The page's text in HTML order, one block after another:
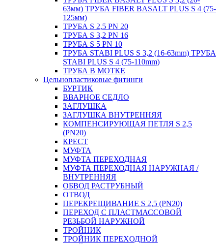
63мм) ТРУБА FIBER BASALT PLUS S 4 (75-
125мм)
ТРУБА S 2,5 PN 20
ТРУБА S 3,2 PN 16
ТРУБА S 5 PN 10
ТРУБА STABI PLUS S 3,2 (16-63mm) ТРУБА
STABI PLUS S 4 (75-110mm)
ТРУБА В МОТКЕ
Цельнопластиковые фитинги
БУРТИК
ВВАРНОЕ СЕДЛО
ЗАГЛУШКА
ЗАГЛУШКА ВНУТРЕННЯЯ
КОМПЕНСИРУЮЩАЯ ПЕТЛЯ S 2,5
(PN20)
КРЕСТ
МУФТА
МУФТА ПЕРЕХОДНАЯ
МУФТА ПЕРЕХОДНАЯ НАРУЖНАЯ /
ВНУТРЕННЯЯ
ОБВОД РАСТРУБНЫЙ
ОТВОД
ПЕРЕКРЕЩИВАНИЕ S 2,5 (PN20)
ПЕРЕХОД С ПЛАСТМАССОВОЙ
РЕЗЬБОЙ НАРУЖНОЙ
ТРОЙНИК
ТРОЙНИК ПЕРЕXОДНОЙ